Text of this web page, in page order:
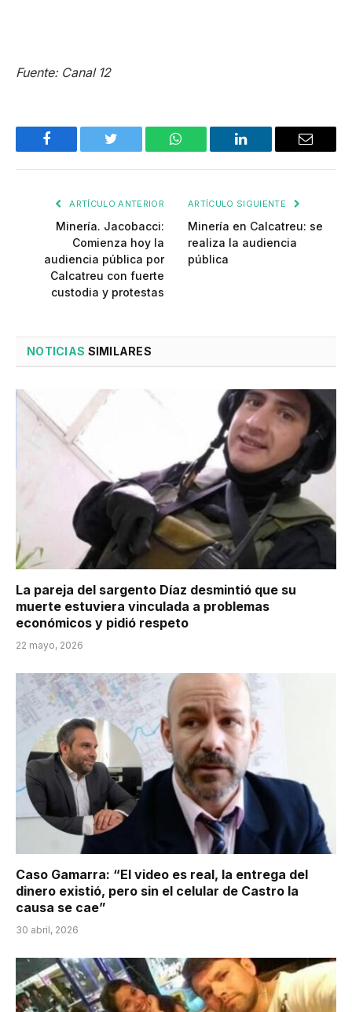
Fuente: Canal 12
Facebook Twitter WhatsApp LinkedIn Email
ARTÍCULO ANTERIOR
Minería. Jacobacci:
Comienza hoy la
audiencia pública por
Calcatreu con fuerte
custodia y protestas
ARTÍCULO SIGUIENTE
Minería en Calcatreu: se
realiza la audiencia
pública
NOTICIAS SIMILARES
La pareja del sargento Díaz desmintió que su
muerte estuviera vinculada a problemas
económicos y pidió respeto
22 mayo, 2026
Caso Gamarra: “El video es real, la entrega del
dinero existió, pero sin el celular de Castro la
causa se cae”
30 abril, 2026